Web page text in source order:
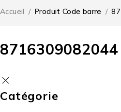
8716309082044
Accueil / Produit Code barre /
Catégorie